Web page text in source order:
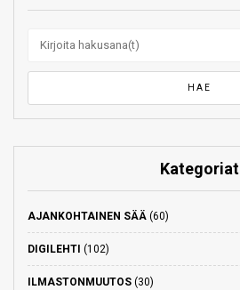
Kategoriat
AJANKOHTAINEN SÄÄ (60)
DIGILEHTI (102)
ILMASTONMUUTOS (30)